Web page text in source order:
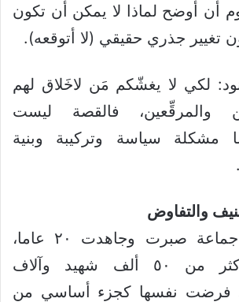
أن أوضح لماذا لا يمكن أن تكون
تغيير جذري حقيقي (لا أتوقعه).
لكي لا يغشّكم مَن لاخَلاق لهم
والمرقِّعين، فالقصة ليست
مشكلة سياسة وتركيبة وبنية
والتفاوض
طالبان نموذج جماعة صبرت وجاهدت ٢٠ عاما،
قدمت فيها أكثر من ٥٠ ألف شهيد وآلاف
فرضت نفسها كجزء أساسي من